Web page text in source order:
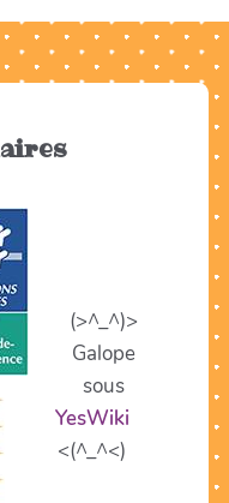
(>^_^)>
Galope
sous
YesWiki
<(^_^<)